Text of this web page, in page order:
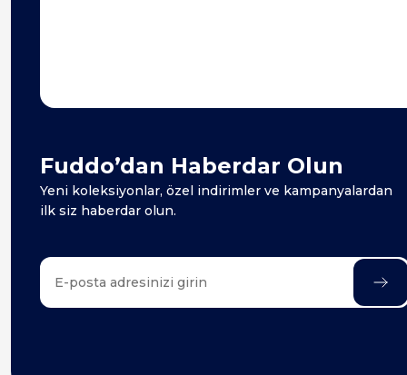
Fuddo’dan Haberdar Olun
Yeni koleksiyonlar, özel indirimler ve kampanyalardan
ilk siz haberdar olun.